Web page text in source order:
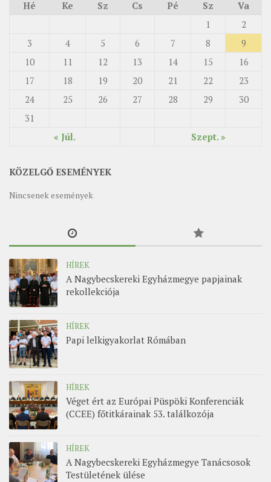
Hé Ke Sz Cs Pé Sz Va
« Júl. Szept. »
1
2
3
4 5 6 7 8
9
10
11 12 13 14 15
16
17
18 19 20 21 22
23
24
25 26 27 28 29
30
31
KÖZELGŐ ESEMÉNYEK
Nincsenek események
HÍREK
A Nagybecskereki Egyházmegye papjainak
rekollekciója
HÍREK
Papi lelkigyakorlat Rómában
HÍREK
Véget ért az Európai Püspöki Konferenciák
(CCEE) főtitkárainak 53. találkozója
HÍREK
A Nagybecskereki Egyházmegye Tanácsosok
Testületének ülése